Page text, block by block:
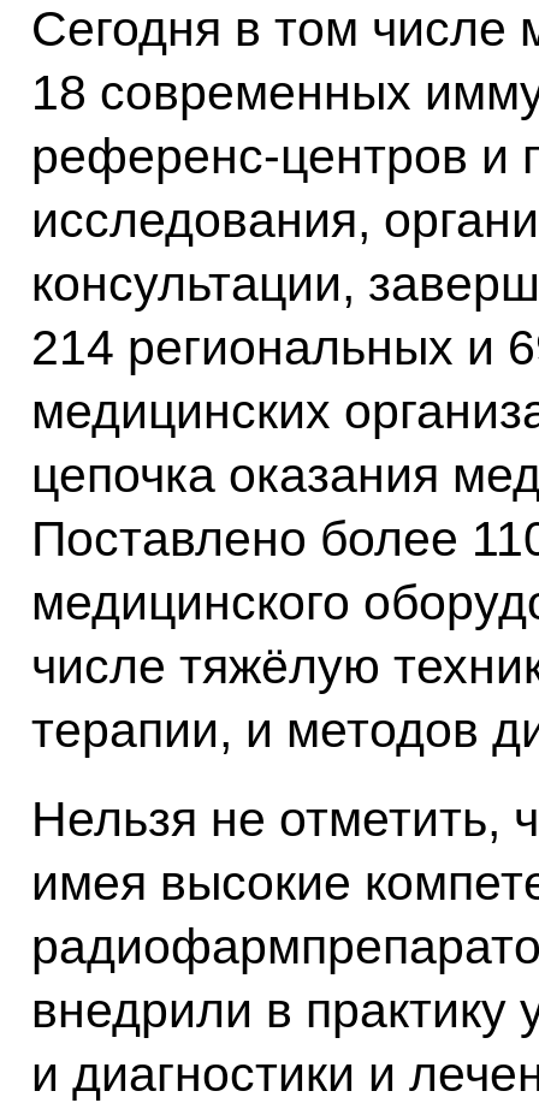
Сегодня в том числе
18 современных
референс-центров и
исследования,
консультации,
214 региональных и
медицинских
цепочка оказания
Поставлено более
медицинского
числе тяжёлую
терапии, и методов
Нельзя не отметить,
имея высокие
внедрили в практику
и диагностики и